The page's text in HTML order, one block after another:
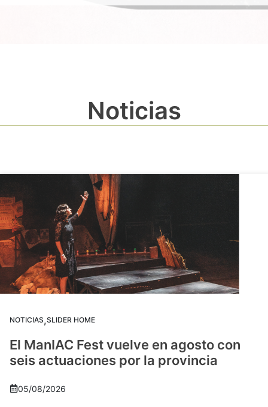
Noticias
NOTICIAS,SLIDER HOME
El ManIAC Fest vuelve en agosto con
seis actuaciones por la provincia
05/08/2026